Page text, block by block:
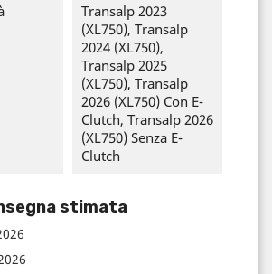
Transalp 2023
(XL750), Transalp
2024 (XL750),
Transalp 2025
(XL750), Transalp
2026 (XL750) Con E-
Clutch, Transalp 2026
(XL750) Senza E-
Clutch
stimata